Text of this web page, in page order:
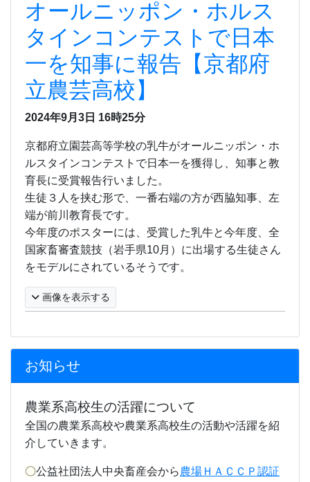
オールニッポン・ホルス
タインコンテストで日本
一を知事に報告【京都府
立農芸高校】
2024年9月3日 16時25分
京都府立園芸高等学校の乳牛がオールニッポン・ホ
ルスタインコンテストで日本一を獲得し、知事と教
育長に受賞報告行いました。
生徒３人を挟む形で、一番右端の方が西脇知事、左
端が前川教育長です。
今年度のポスターには、受賞した乳牛と今年度、全
国家畜審査競技（岩手県10月）に出場する生徒さん
をモデルにされているそうです。
画像を表示する
お知らせ
農業系高校生の活躍について
全国の農業系高校や農業系高校生の活動や活躍を紹
介していきます。
〇公益社団法人中央畜産会から農場ＨＡＣＣＰ認証